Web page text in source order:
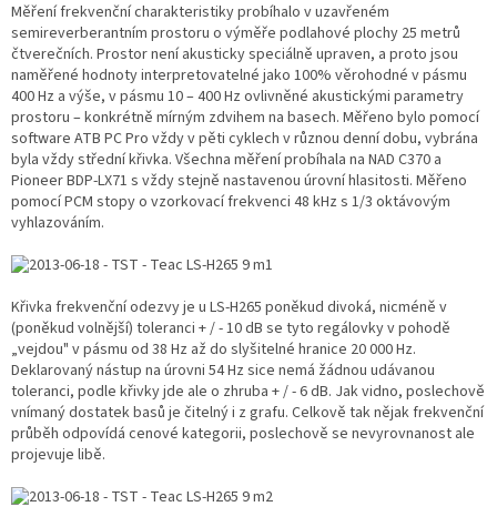
Měření frekvenční charakteristiky probíhalo v uzavřeném
semireverberantním prostoru o výměře podlahové plochy 25 metrů
čtverečních. Prostor není akusticky speciálně upraven, a proto jsou
naměřené hodnoty interpretovatelné jako 100% věrohodné v pásmu
400 Hz a výše, v pásmu 10 – 400 Hz ovlivněné akustickými parametry
prostoru – konkrétně mírným zdvihem na basech. Měřeno bylo pomocí
software ATB PC Pro vždy v pěti cyklech v různou denní dobu, vybrána
byla vždy střední křivka. Všechna měření probíhala na NAD C370 a
Pioneer BDP-LX71 s vždy stejně nastavenou úrovní hlasitosti. Měřeno
pomocí PCM stopy o vzorkovací frekvenci 48 kHz s 1/3 oktávovým
vyhlazováním.
Křivka frekvenční odezvy je u LS-H265 poněkud divoká, nicméně v
(poněkud volnější) toleranci + / - 10 dB se tyto regálovky v pohodě
„vejdou" v pásmu od 38 Hz až do slyšitelné hranice 20 000 Hz.
Deklarovaný nástup na úrovni 54 Hz sice nemá žádnou udávanou
toleranci, podle křivky jde ale o zhruba + / - 6 dB. Jak vidno, poslechově
vnímaný dostatek basů je čitelný i z grafu. Celkově tak nějak frekvenční
průběh odpovídá cenové kategorii, poslechově se nevyrovnanost ale
projevuje libě.